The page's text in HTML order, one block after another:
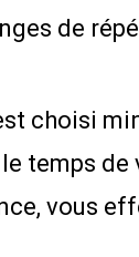
de
choisi
temps
vous